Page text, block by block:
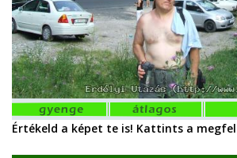
Értékeld a képet te is! Kattints a